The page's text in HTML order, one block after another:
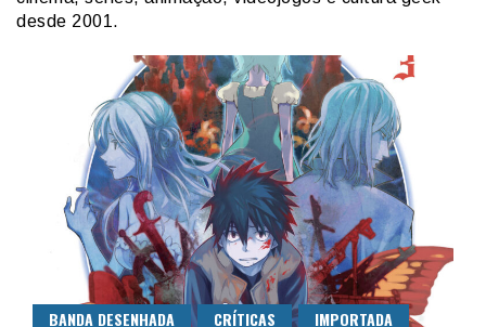
desde 2001.
BANDA DESENHADA CRÍTICAS IMPORTADA